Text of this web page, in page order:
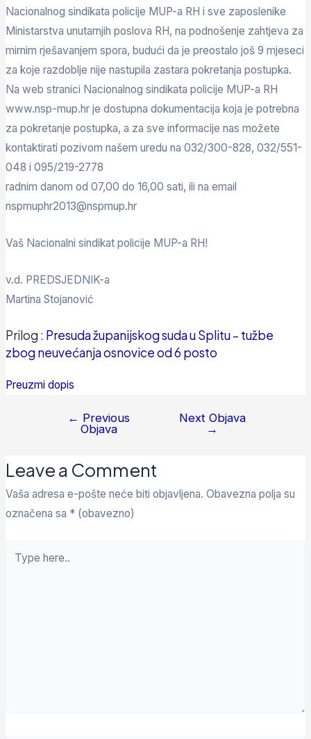
Nacionalnog sindikata policije MUP-a RH i sve zaposlenike
Ministarstva unutarnjih poslova RH, na podnošenje zahtjeva za
mirnim rješavanjem spora, budući da je preostalo još 9 mjeseci
za koje razdoblje nije nastupila zastara pokretanja postupka.
Na web stranici Nacionalnog sindikata policije MUP-a RH
www.nsp-mup.hr je dostupna dokumentacija koja je potrebna
za pokretanje postupka, a za sve informacije nas možete
kontaktirati pozivom našem uredu na 032/300-828, 032/551-
048 i 095/219-2778
radnim danom od 07,00 do 16,00 sati, ili na email
nspmuphr2013@nspmup.hr
Vaš Nacionalni sindikat policije MUP-a RH!
v.d. PREDSJEDNIK-a
Martina Stojanović
Prilog : Presuda županijskog suda u Splitu – tužbe
zbog neuvećanja osnovice od 6 posto
Preuzmi dopis
← Previous
Objava
Next Objava
→
Leave a Comment
Vaša adresa e-pošte neće biti objavljena. Obavezna polja su
označena sa * (obavezno)